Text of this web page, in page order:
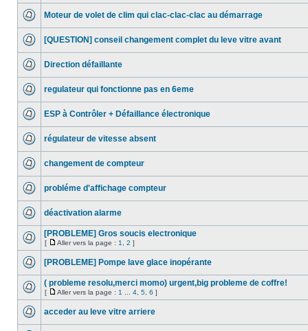
Moteur de volet de clim qui clac-clac-clac au démarrage
[QUESTION] conseil changement complet du leve vitre avant
Direction défaillante
regulateur qui fonctionne pas en 6eme
ESP à Contrôler + Défaillance électronique
régulateur de vitesse absent
changement de compteur
probléme d'affichage compteur
déactivation alarme
[PROBLEME] Gros soucis electronique
[ Aller vers la page : 1 2 ]
[PROBLEME] Pompe lave glace inopérante
( probleme resolu,merci momo) urgent,big probleme de coffre!
[ Aller vers la page : 1 4 5 6 ]
acceder au leve vitre arriere